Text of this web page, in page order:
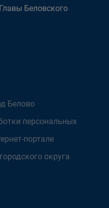
Беловского
Белово
персональных
портале
округа